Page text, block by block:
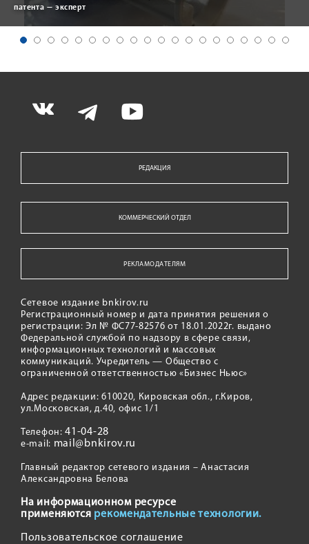
патента — эксперт
РЕДАКЦИЯ
КОММЕРЧЕСКИЙ ОТДЕЛ
РЕКЛАМОДАТЕЛЯМ
Сетевое издание bnkirov.ru
Регистрационный номер и дата принятия решения о
регистрации: Эл № ФС77-82576 от 18.01.2022г. выдано
Федеральной службой по надзору в сфере связи,
информационных технологий и массовых
коммуникаций. Учредитель — Общество с
ограниченной ответственностью «Бизнес Ньюс»
Адрес редакции: 610020, Кировская обл., г.Киров,
ул.Московская, д.40, офис 1/1
Телефон:41-04-28
e-mail: mail@bnkirov.ru
Главный редактор сетевого издания – Анастасия
Александровна Белова
На информационном ресурсе
применяются рекомендательные технологии.
Пользовательское соглашение